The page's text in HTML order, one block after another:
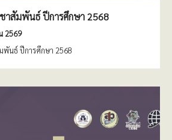
ชาสัมพันธ์ ปีการศึกษา 2568
2569
พันธ์ ปีการศึกษา 2568